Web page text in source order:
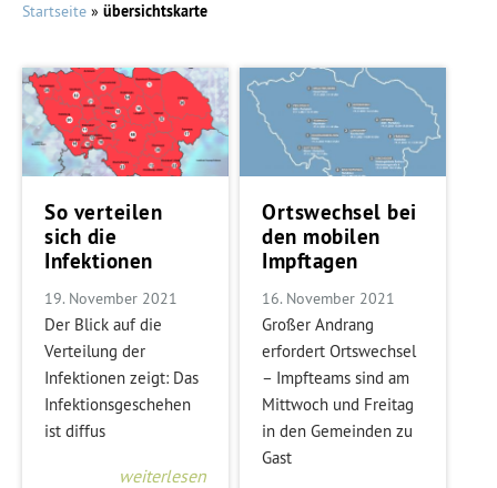
Startseite » übersichtskarte
So verteilen
sich die
Infektionen
19. November 2021
Der Blick auf die
Verteilung der
Infektionen zeigt: Das
Infektionsgeschehen
ist diffus
weiterlesen
Ortswechsel bei
den mobilen
Impftagen
16. November 2021
Großer Andrang
erfordert Ortswechsel
– Impfteams sind am
Mittwoch und Freitag
in den Gemeinden zu
Gast